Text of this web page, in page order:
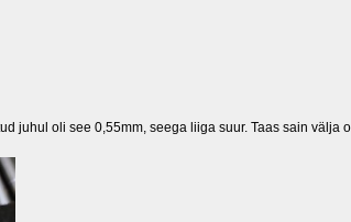
juhul oli see 0,55mm, seega liiga suur. Taas sain välja